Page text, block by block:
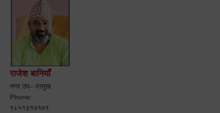
राजेश बानियाँ
नगर उप– प्रमुख
Phone:
९८५१३१७१७९